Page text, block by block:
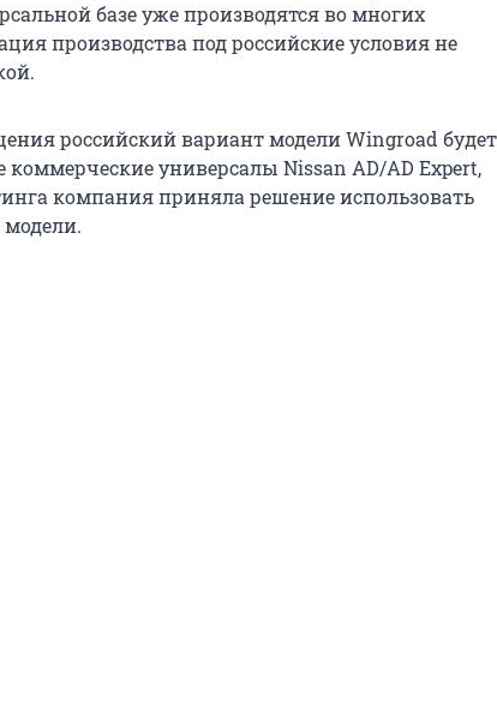
базе уже производятся во многих
производства под российские условия не
российский вариант модели Wingroad будет
универсалы Nissan AD/AD Expert,
компания приняла решение использовать